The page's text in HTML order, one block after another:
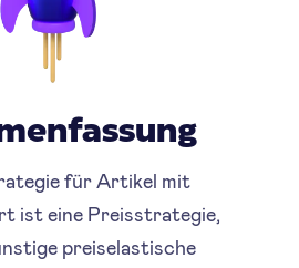
für Artikel mit
ist eine Preisstrategie,
preiselastische